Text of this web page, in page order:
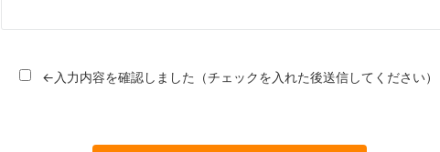
←入力内容を確認しました（チェックを入れた後送信してください）